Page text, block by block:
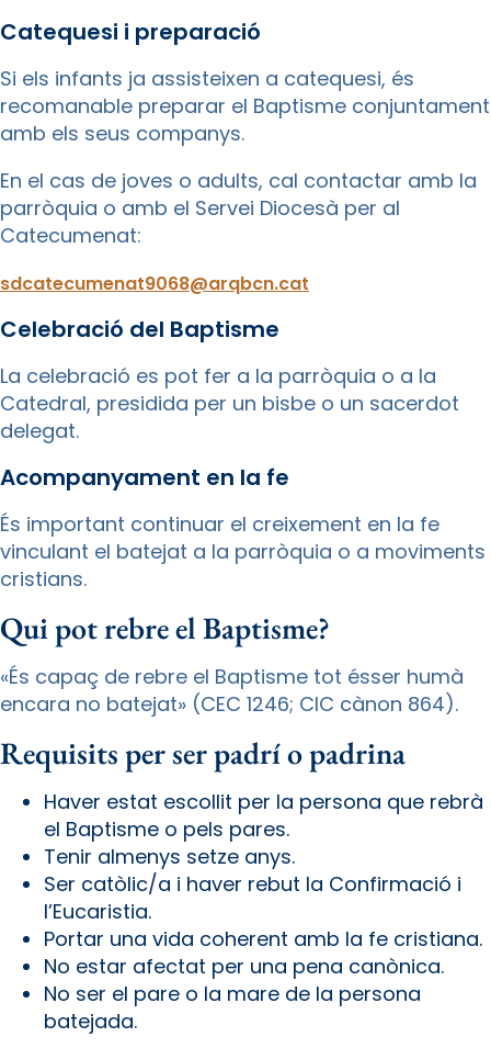
Catequesi i preparació
Si els infants ja assisteixen a catequesi, és
recomanable preparar el Baptisme conjuntament
amb els seus companys.
En el cas de joves o adults, cal contactar amb la
parròquia o amb el Servei Diocesà per al
Catecumenat:
sdcatecumenat9068@arqbcn.cat
Celebració del Baptisme
La celebració es pot fer a la parròquia o a la
Catedral, presidida per un bisbe o un sacerdot
delegat.
Acompanyament en la fe
És important continuar el creixement en la fe
vinculant el batejat a la parròquia o a moviments
cristians.
Qui pot rebre el Baptisme?
«És capaç de rebre el Baptisme tot ésser humà
encara no batejat» (CEC 1246; CIC cànon 864).
Requisits per ser padrí o padrina
Haver estat escollit per la persona que rebrà
el Baptisme o pels pares.
Tenir almenys setze anys.
Ser catòlic/a i haver rebut la Confirmació i
l’Eucaristia.
Portar una vida coherent amb la fe cristiana.
No estar afectat per una pena canònica.
No ser el pare o la mare de la persona
batejada.